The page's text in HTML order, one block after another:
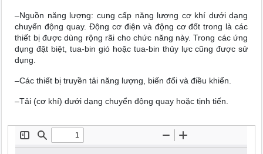
–Nguồn năng lượng: cung cấp năng lượng cơ khí dưới dạng
chuyển động quay. Động cơ điện và động cơ đốt trong là các
thiết bị được dùng rộng rãi cho chức năng này. Trong các ứng
dụng đặt biệt, tua-bin gió hoặc tua-bin thủy lực cũng được sử
dụng.
–Các thiết bị truyền tải năng lượng, biến đổi và điều khiển.
–Tải (cơ khí) dưới dạng chuyển động quay hoặc tịnh tiến.